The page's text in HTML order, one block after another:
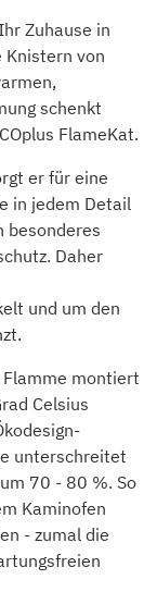
Zuhause in
Knistern von
schenkt
FlameKat.
er für eine
in jedem Detail
besonderes
Daher
und um den
montiert
Celsius
unterschreitet
70 - 80 %. So
Kaminofen
- zumal die